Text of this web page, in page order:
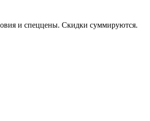
и спеццены. Скидки суммируются.